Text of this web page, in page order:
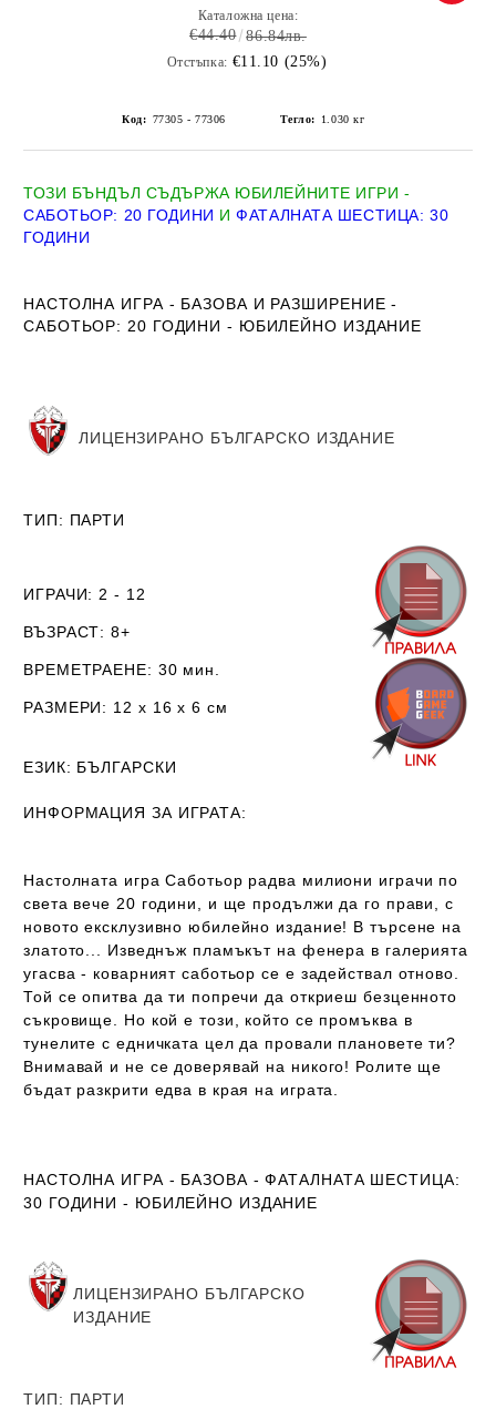
Каталожна цена:
€44.40 86.84лв.
Отстъпка: €11.10 (25%)
Код: 77305 - 77306 Тегло: 1.030 кг
ТОЗИ БЪНДЪЛ СЪДЪРЖА ЮБИЛЕЙНИТЕ ИГРИ -
САБОТЬОР: 20 ГОДИНИ ИФАТАЛНАТА ШЕСТИЦА: 30
ГОДИНИ
НАСТОЛНА ИГРА - БАЗОВА И РАЗШИРЕНИЕ -
САБОТЬОР: 20 ГОДИНИ - ЮБИЛЕЙНО ИЗДАНИЕ
ЛИЦЕНЗИРАНО БЪЛГАРСКО ИЗДАНИЕ
ТИП: ПАРТИ
ИГРАЧИ: 2 - 12
ВЪЗРАСТ: 8+
ВРЕМЕТРАЕНЕ: 30 мин.
РАЗМЕРИ: 12 х 16 х 6 см
ЕЗИК: БЪЛГАРСКИ
ИНФОРМАЦИЯ ЗА ИГРАТА:
Настолната игра Саботьор радва милиони играчи по
света вече 20 години, и ще продължи да го прави, с
новото ексклузивно юбилейно издание! В търсене на
златото... Изведнъж пламъкът на фенера в галерията
угасва - коварният саботьор се е задействал отново.
Той се опитва да ти попречи да откриеш безценното
съкровище. Но кой е този, който се промъква в
тунелите с едничката цел да провали плановете ти?
Внимавай и не се доверявай на никого! Ролите ще
бъдат разкрити едва в края на играта.
НАСТОЛНА ИГРА - БАЗОВА - ФАТАЛНАТА ШЕСТИЦА:
30 ГОДИНИ - ЮБИЛЕЙНО ИЗДАНИЕ
ЛИЦЕНЗИРАНО БЪЛГАРСКО
ИЗДАНИЕ
ТИП: ПАРТИ